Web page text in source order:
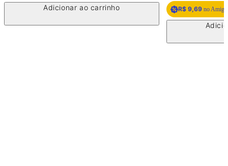
Adicionar ao carrinho R$ 9,69no Amigo